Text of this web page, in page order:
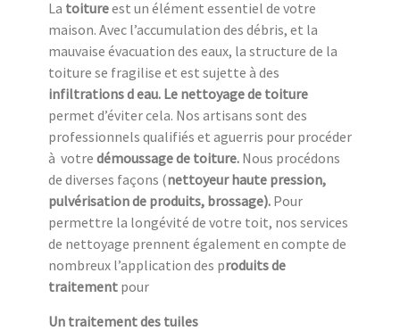
La toitureest un élément essentiel de votre
maison. Avec l’accumulation des débris, et la
mauvaise évacuation des eaux, la structure de la
toiture se fragilise et est sujette à des
infiltrations d eau. Le nettoyage de toiture
permet d’éviter cela. Nos artisans sont des
professionnels qualifiés et aguerris pour procéder
à votre démoussage de toiture. Nous procédons
de diverses façons (nettoyeur haute pression,
pulvérisation de produits, brossage). Pour
permettre la longévité de votre toit, nos services
de nettoyage prennent également en compte de
nombreux l’application des produits de
traitement pour
Un traitement des tuiles